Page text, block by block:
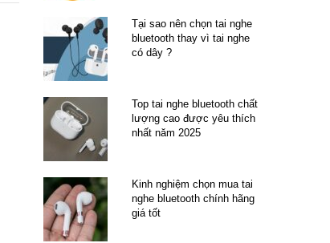
Tại sao nên chọn tai nghe
bluetooth thay vì tai nghe
có dây ?
Top tai nghe bluetooth chất
lượng cao được yêu thích
nhất năm 2025
Kinh nghiệm chọn mua tai
nghe bluetooth chính hãng
giá tốt